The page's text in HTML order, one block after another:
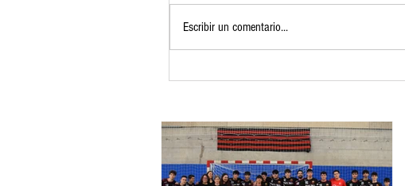
Escribir un comentario...